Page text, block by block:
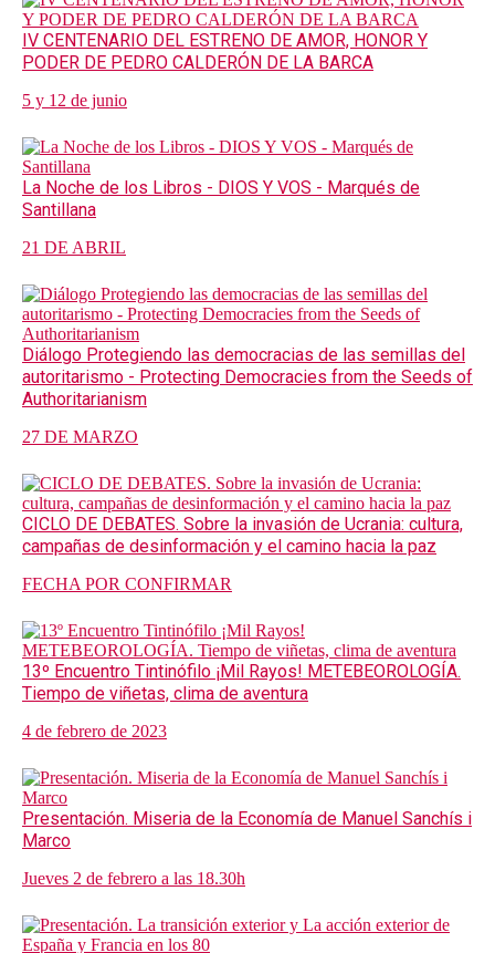
IV CENTENARIO DEL ESTRENO DE AMOR, HONOR Y
PODER DE PEDRO CALDERÓN DE LA BARCA
5 y 12 de junio
La Noche de los Libros - DIOS Y VOS - Marqués de
Santillana
21 DE ABRIL
Diálogo Protegiendo las democracias de las semillas del
autoritarismo - Protecting Democracies from the Seeds of
Authoritarianism
27 DE MARZO
CICLO DE DEBATES. Sobre la invasión de Ucrania: cultura,
campañas de desinformación y el camino hacia la paz
FECHA POR CONFIRMAR
13º Encuentro Tintinófilo ¡Mil Rayos! METEBEOROLOGÍA.
Tiempo de viñetas, clima de aventura
4 de febrero de 2023
Presentación. Miseria de la Economía de Manuel Sanchís i
Marco
Jueves 2 de febrero a las 18.30h